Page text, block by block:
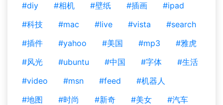
#diy
#相机 #壁纸 #插画
#ipad
#科技
#mac #live #vista
#search
#插件
#yahoo #美国 #mp3
#雅虎
#风光
#ubuntu #中国 #字体
#生活
#video
#msn #feed
#机器人
#地图
#时尚 #新奇 #美女
#汽车